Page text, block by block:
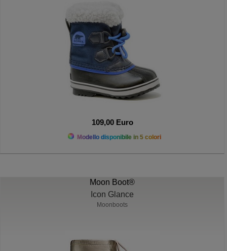
109,00 Euro
Modello disponibile in 5 colori
Moon Boot®
Icon Glance
Moonboots